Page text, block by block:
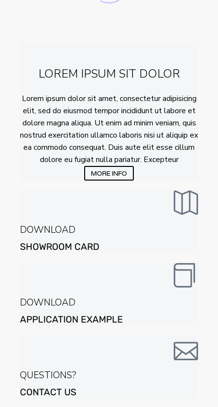
LOREM IPSUM SIT DOLOR
Lorem ipsum dolor sit amet, consectetur adipisicing
elit, sed do eiusmod tempor incididunt ut labore et
dolore magna aliqua. Ut enim ad minim veniam, quis
nostrud exercitation ullamco laboris nisi ut aliquip ex
ea commodo consequat. Duis aute elit esse cillum
dolore eu fugiat nulla pariatur. Excepteur
MORE INFO
DOWNLOAD
SHOWROOM CARD
DOWNLOAD
APPLICATION EXAMPLE
QUESTIONS?
CONTACT US